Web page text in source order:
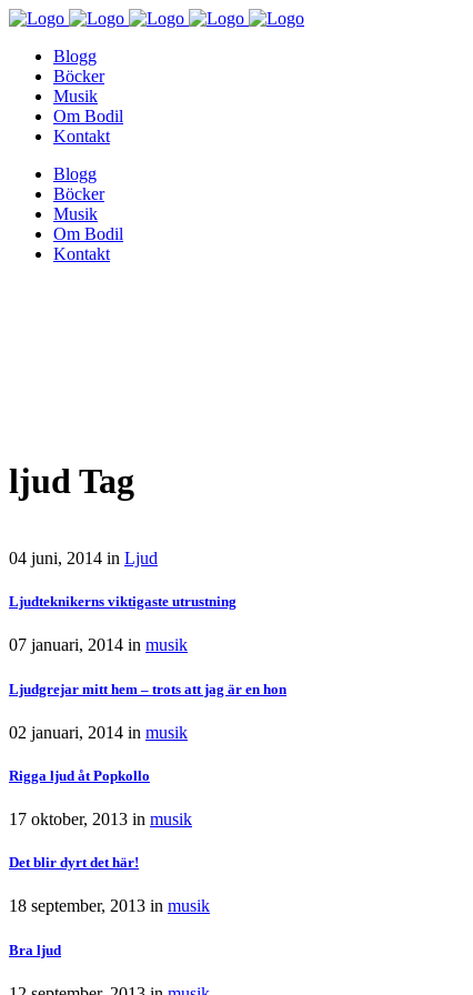
Blogg
Böcker
Musik
Om Bodil
Kontakt
Blogg
Böcker
Musik
Om Bodil
Kontakt
ljud Tag
04 juni, 2014 in Ljud
Ljudteknikerns viktigaste utrustning
07 januari, 2014 in musik
Ljudgrejar mitt hem – trots att jag är en hon
02 januari, 2014 in musik
Rigga ljud åt Popkollo
17 oktober, 2013 in musik
Det blir dyrt det här!
18 september, 2013 in musik
Bra ljud